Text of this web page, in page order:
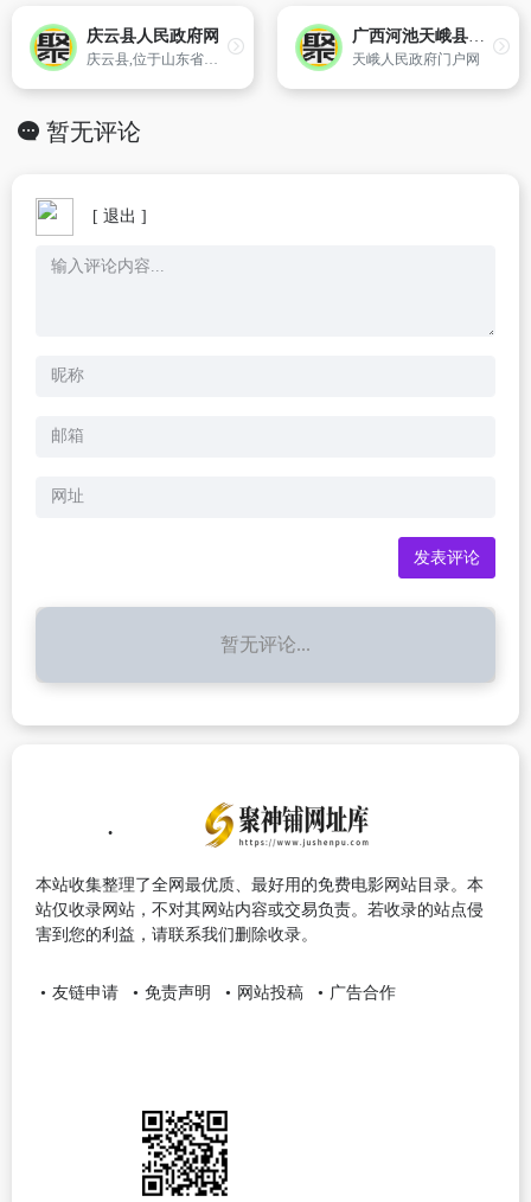
庆云县人民政府网
庆云县,位于山东省西北部,隶属于山东省德州市,北靠京津,南依济南,毗邻天津、黄骅、滨州三大海港,面积502平方千米（2013年）。人口31万（2013年）。辖9个乡镇。
广西河池天峨县人民政府门户网站
天峨人民政府门户网
暂无评论
[ 退出 ]
暂无评论...
本站收集整理了全网最优质、最好用的免费电影网站目录。本
站仅收录网站，不对其网站内容或交易负责。若收录的站点侵
害到您的利益，请联系我们删除收录。
友链申请 免责声明 网站投稿 广告合作